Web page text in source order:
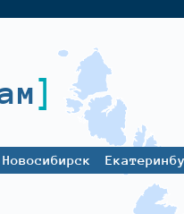
Новосибирск